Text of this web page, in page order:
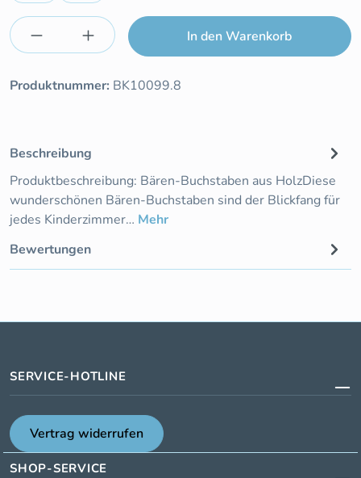
Produkt Anzahl: Gib den gewünschten
In den Warenkorb
Produktnummer: BK10099.8
Beschreibung
Produktbeschreibung: Bären-Buchstaben aus HolzDiese
wunderschönen Bären-Buchstaben sind der Blickfang für
jedes Kinderzimmer… Mehr
Bewertungen
SERVICE-HOTLINE
Vertrag widerrufen
SHOP-SERVICE